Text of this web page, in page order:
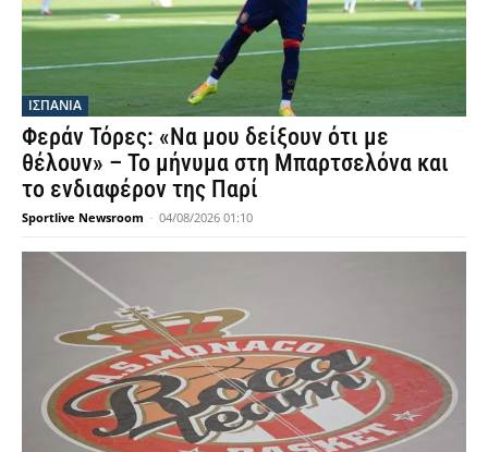
ΙΣΠΑΝΙΑ
Φεράν Τόρες: «Να μου δείξουν ότι με
θέλουν» – Το μήνυμα στη Μπαρτσελόνα και
το ενδιαφέρον της Παρί
Sportlive Newsroom - 04/08/2026 01:10